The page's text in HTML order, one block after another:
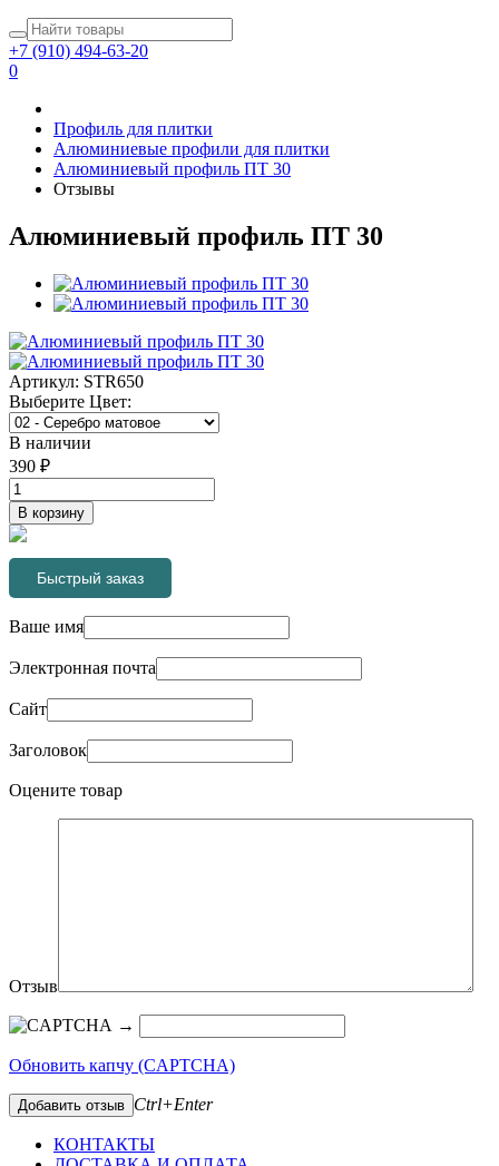
+7 (910) 494-63-20
0
Профиль для плитки
Алюминиевые профили для плитки
Алюминиевый профиль ПТ 30
Отзывы
Алюминиевый профиль ПТ 30
Артикул: STR650
Выберите Цвет:
В наличии
390 ₽
В корзину
Быстрый заказ
Ваше имя
Электронная почта
Сайт
Заголовок
Оцените товар
Отзыв
→
Обновить капчу (CAPTCHA)
Добавить отзыв Ctrl+Enter
КОНТАКТЫ